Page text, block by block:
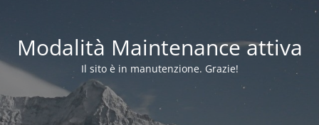
Modalità Maintenance attiva
Il sito è in manutenzione. Grazie!